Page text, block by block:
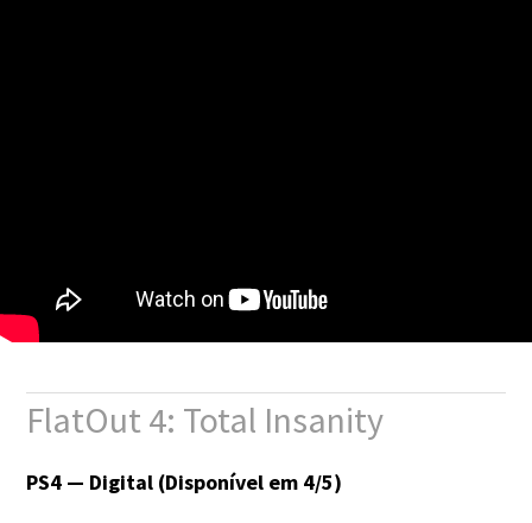
FlatOut 4: Total Insanity
PS4 — Digital (Disponível em 4/5)